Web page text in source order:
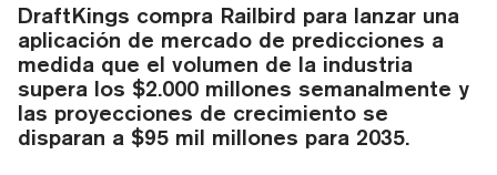
DraftKings compra Railbird para lanzar una
aplicación de mercado de predicciones a
medida que el volumen de la industria
supera los $2.000 millones semanalmente y
las proyecciones de crecimiento se
disparan a $95 mil millones para 2035.